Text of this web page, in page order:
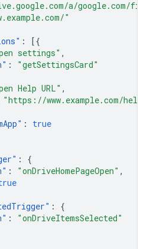
a/google.com/
"
" :
[{
settings" ,
" :
"getSettingsCard"
Help URL" ,
"https://www.example.com/help"
" :
true
" :
{
" : "onDriveHomePageOpen" ,
" :
{
" :
"onDriveItemsSelected"